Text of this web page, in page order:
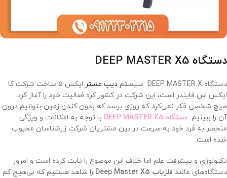
دستگاه DEEP MASTER X5
دستگاه DEEP MASTER X سیستم دیپ مستر
ایکس 5 ساخت شرکت کا
ایکس اس فایندر است، این شرکت در کشور کره فعالیت خود را آغاز کرد.
هیچ شخصی فکر نمی‌کرد که روزی برسد که بدون کندن زمین بتوانیم درون
آن را ببینیم. دستگاه DEEP MASTER X5
با توجه به امکانات و ویژگی
منحصر به فرد خود به سرعت در بین مشتریان شرکت زرشناسان محبوب
شده است.
تکنولوژی و پیشرفت علم اما خلاف این موضوع را ثابت کرده است و امروز
دستگاه‌های مانند فلزیاب Deep Master X5 را شاهد هستیم که بی‌هیچ کم‌